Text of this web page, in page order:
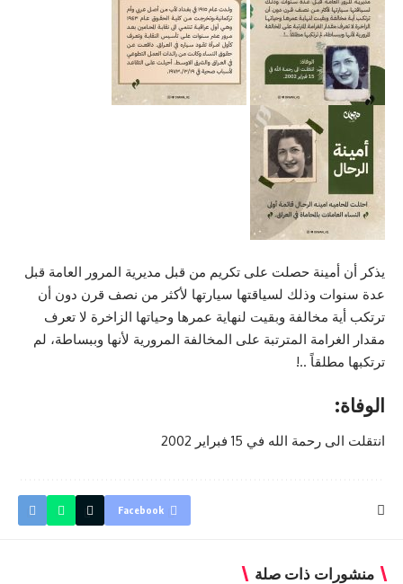
يذكر أن أمينة حصلت على تكريم من قبل مديرية المرور العامة قبل
عدة سنوات وذلك لسياقتها سيارتها لأكثر من نصف قرن دون أن
ترتكب أية مخالفة وبقيت لنهاية عمرها وحياتها الزاخرة لا تعرف
مقدار الغرامة المترتبة على المخالفة المرورية لأنها وببساطة، لم
ترتكبها مطلقاً ..!
الوفاة:
انتقلت الى رحمة الله في 15 فبراير 2002
Facebook
منشورات ذات صلة